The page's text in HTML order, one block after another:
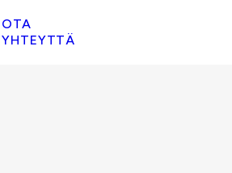
OTA
YHTEYTTÄ